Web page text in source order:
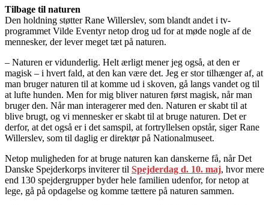
Tilbage til naturen
Den holdning støtter Rane Willerslev, som blandt andet i tv-
programmet Vilde Eventyr netop drog ud for at møde nogle af de
mennesker, der lever meget tæt på naturen.
– Naturen er vidunderlig. Helt ærligt mener jeg også, at den er
magisk – i hvert fald, at den kan være det. Jeg er stor tilhænger af, at
man bruger naturen til at komme ud i skoven, gå langs vandet og til
at lufte hunden. Men for mig bliver naturen først magisk, når man
bruger den. Når man interagerer med den. Naturen er skabt til at
blive brugt, og vi mennesker er skabt til at bruge naturen. Det er
derfor, at det også er i det samspil, at fortryllelsen opstår, siger Rane
Willerslev, som til daglig er direktør på Nationalmuseet.
Netop muligheden for at bruge naturen kan danskerne få, når Det
Danske Spejderkorps inviterer til Spejderdag d. 10. maj, hvor mere
end 130 spejdergrupper byder hele familien udenfor, for netop at
lege, gå på opdagelse og komme tættere på naturen sammen.